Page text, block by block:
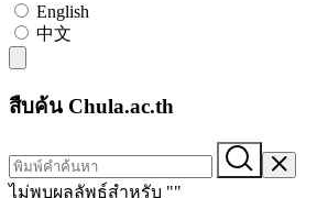
English
中文
สืบค้น Chula.ac.th
ไม่พบผลลัพธ์สำหรับ ""